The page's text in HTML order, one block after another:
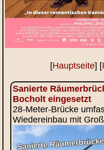
[Hauptseite] [
Sanierte
Bocholt eingesetzt
28-Meter-Brücke
Wiedereinbau mit